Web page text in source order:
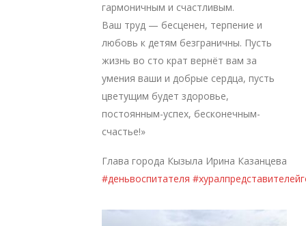
гармоничным и счастливым.
Ваш труд — бесценен, терпение и
любовь к детям безграничны. Пусть
жизнь во сто крат вернёт вам за
умения ваши и добрые сердца, пусть
цветущим будет здоровье,
постоянным-успех, бесконечным-
счастье!»
Глава города Кызыла Ирина Казанцева
#деньвоспитателя